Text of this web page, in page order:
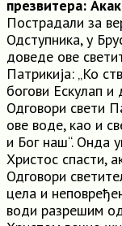
презвитера:
Пострадали за
Одступника, у
доведе ове
Патрикија: „Ко
богови Ескулап и
Одговори свети
ове воде, као и
и Бог наш“. Онда
Христос спасти,
Одговори
цела и
води разрешим